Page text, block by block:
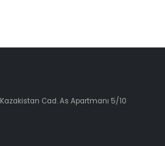
Cad. As Apartmanı 5/10